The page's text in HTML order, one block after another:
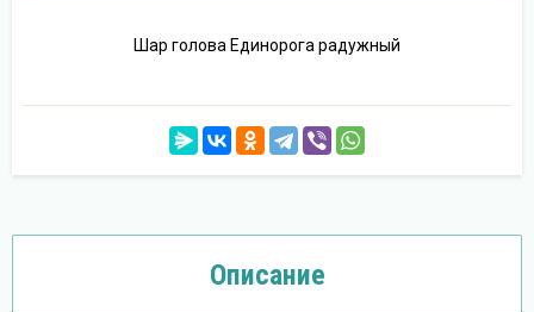
Шар голова Единорога радужный
Описание